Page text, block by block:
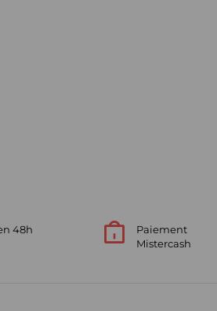
48h
Paiement
Mistercash